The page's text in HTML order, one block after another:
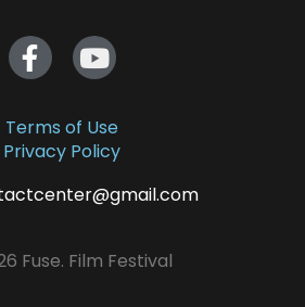
Terms of Use
Privacy Policy
Fuse. Film Festival